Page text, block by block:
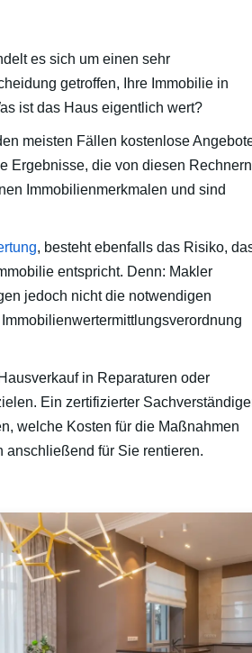
es sich um einen sehr
getroffen, Ihre Immobilie in
ist das Haus eigentlich wert?
meisten Fällen kostenlose
Ergebnisse, die von diesen Rechnern
Immobilienmerkmalen und sind
, besteht ebenfalls das Risiko,
entspricht. Denn: Makler
jedoch nicht die notwendigen
in Reparaturen oder
Ein zertifizierter
welche Kosten für die Maßnahmen
für Sie rentieren.